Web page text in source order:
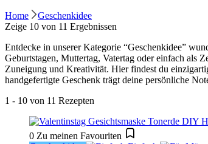
Home
Geschenkidee
Zeige 10 von 11 Ergebnissen
Entdecke in unserer Kategorie “Geschenkidee”
Geburtstagen, Muttertag, Vatertag oder einfach als
Zuneigung und Kreativität. Hier findest du
handgefertigte Geschenk trägt deine persönliche
1 - 10 von 11 Rezepten
0 Zu meinen Favouriten